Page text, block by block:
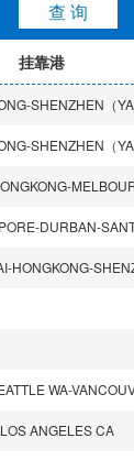
挂靠港
WA-
ANGELES CA